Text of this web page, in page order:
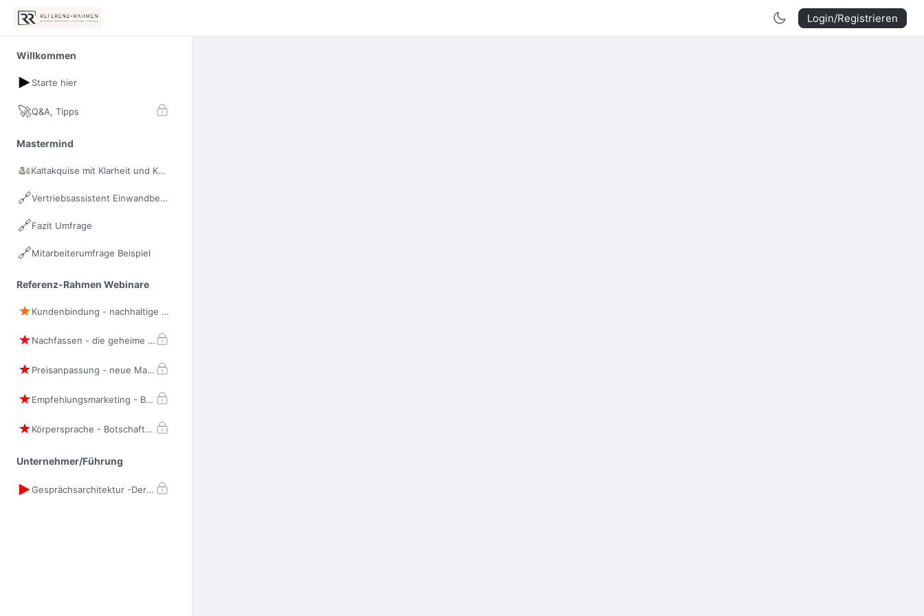
Login/Registrieren
Willkommen
Starte hier
🚀Q&A, Tipps
Mastermind
Kaltakquise mit Klarheit und Kraft
🔗 Vertriebsassistent Einwandbehandlung
🔗Fazit Umfrage
🔗Mitarbeiterumfrage Beispiel
Referenz-Rahmen Webinare
Kundenbindung - nachhaltige Loyalität
Nachfassen - die geheime Superkraft
Preisanpassung - neue Marktbedingungen
Empfehlungsmarketing - Botschafter gewinnen
Körpersprache - Botschaften ohne Worte
Unternehmer/Führung
Gesprächsarchitektur -Der Bauplan des exzellenten Verkaufsgesprächs